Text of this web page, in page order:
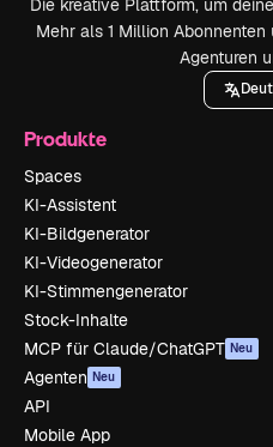
Die kreative Plattform, um
Mehr als 1 Million
Agenturen
Produkte
Spaces
KI-Assistent
KI-Bildgenerator
KI-Videogenerator
KI-Stimmengenerator
Stock-Inhalte
MCP für Claude/ChatGPT Neu
Agenten Neu
API
Mobile App